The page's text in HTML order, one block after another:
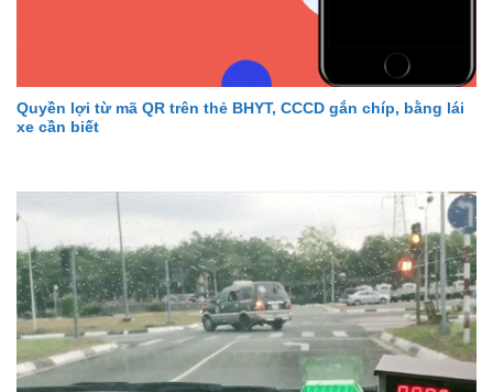
Quyền lợi từ mã QR trên thẻ BHYT, CCCD gắn chíp, bằng lái
xe cần biết